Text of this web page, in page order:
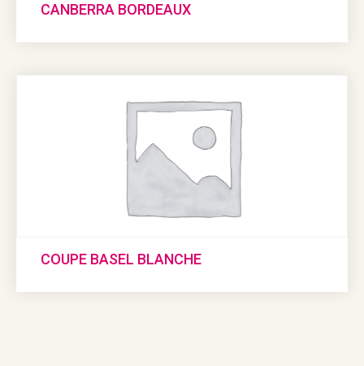
CANBERRA BORDEAUX
COUPE BASEL BLANCHE